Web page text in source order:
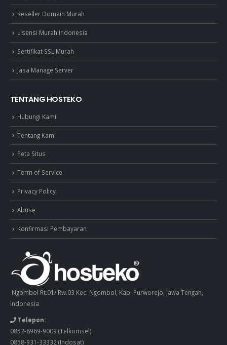
Reseller Domain Murah
Lisensi Murah Indonesia
Sertifikat SSL Murah
Jasa Manage Server
TENTANG HOSTEKO
Hubungi Kami
Tentang Kami
Peta Situs
Term of Service
Privacy Policy
Abuse
Konfirmasi Pembayaran
Ngombol Rt.01/ Rw.03 Kec. Ngombol, Kab. Purworejo, Jawa Tengah,
Indonesia
Telepon:
0852-8969-9009 (Telkomsel)
0858-931-33332 (Indosat)